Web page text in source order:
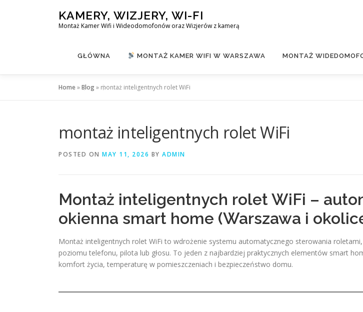
KAMERY, WIZJERY, WI-FI
Montaż Kamer Wifi i Wideodomofonów oraz Wizjerów z kamerą
GŁÓWNA MONTAŻ KAMER WIFI W WARSZAWA MONTAŻ
Home»Blog» montaż inteligentnych rolet WiFi
montaż inteligentnych rolet WiFi
POSTED ON MAY 11, 2026 BY ADMIN
Montaż inteligentnych rolet WiFi –
okienna smart home (Warszawa i
Montaż inteligentnych rolet WiFi to wdrożenie systemu automatycznego sterowania
poziomu telefonu, pilota lub głosu. To jeden z najbardziej praktycznych elementów smart
komfort życia, temperaturę w pomieszczeniach i bezpieczeństwo domu.